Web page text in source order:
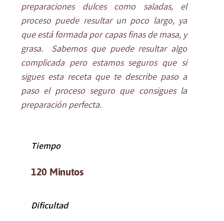
preparaciones dulces como saladas, el
proceso puede resultar un poco largo, ya
que está formada por capas finas de masa, y
grasa. Sabemos que puede resultar algo
complicada pero estamos seguros que si
sigues esta receta que te describe paso a
paso el proceso seguro que consigues la
preparación perfecta.
Tiempo
120 Minutos
Dificultad